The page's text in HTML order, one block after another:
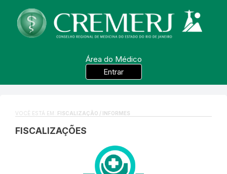
Área do Médico
Entrar
VOCÊ ESTÁ EM: FISCALIZAÇÃO / INFORMES
FISCALIZAÇÕES